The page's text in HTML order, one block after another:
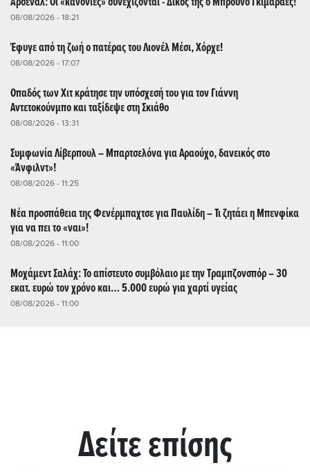
08/08/2026 - 18:21
Έφυγε από τη ζωή ο πατέρας του Λιονέλ Μέσι, Χόρχε!
08/08/2026 - 17:07
Οπαδός των Χιτ κράτησε την υπόσχεσή του για τον Γιάννη
Αντετοκούνμπο και ταξίδεψε στη Σκιάθο
08/08/2026 - 13:31
Συμφωνία Λίβερπουλ – Μπαρτσελόνα για Αραούχο, δανεικός στο
«Άνφιλντ»!
08/08/2026 - 11:25
Νέα προσπάθεια της Φενέρμπαχτσε για Παυλίδη – Τι ζητάει η Μπενφίκα
για να πει το «ναι»!
08/08/2026 - 11:00
Μοχάμεντ Σαλάχ: Το απίστευτο συμβόλαιο με την Τραμπζονσπόρ – 30
εκατ. ευρώ τον χρόνο και… 5.000 ευρώ για χαρτί υγείας
08/08/2026 - 11:00
Δείτε επίσης